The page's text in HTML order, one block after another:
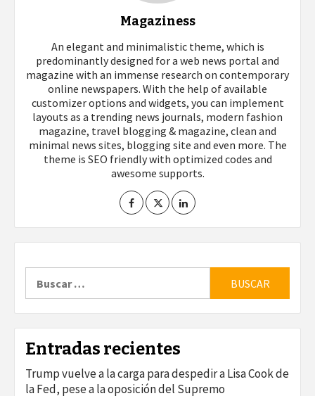
Magaziness
An elegant and minimalistic theme, which is
predominantly designed for a web news portal and
magazine with an immense research on contemporary
online newspapers. With the help of available
customizer options and widgets, you can implement
layouts as a trending news journals, modern fashion
magazine, travel blogging & magazine, clean and
minimal news sites, blogging site and even more. The
theme is SEO friendly with optimized codes and
awesome supports.
Entradas recientes
Trump vuelve a la carga para despedir a Lisa Cook de
la Fed, pese a la oposición del Supremo